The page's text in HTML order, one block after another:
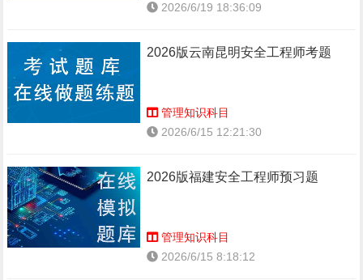
2026/6/19 18:36:09
2026版云南昆明安全工程师考题
管理知识科目
2026/6/15 12:21:30
2026版福建安全工程师预习题
管理知识科目
2026/6/15 8:18:12